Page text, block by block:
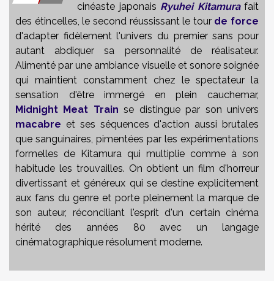
cinéaste japonais Ryuhei Kitamurafait
des étincelles, le second réussissant le tour de force
d'adapter fidèlement l'univers du premier sans pour
autant abdiquer sa personnalité de réalisateur.
Alimenté par une ambiance visuelle et sonore soignée
qui maintient constamment chez le spectateur la
sensation d'être immergé en plein cauchemar,
Midnight Meat Train se distingue par son univers
macabre et ses séquences d'action aussi brutales
que sanguinaires, pimentées par les expérimentations
formelles de Kitamura qui multiplie comme à son
habitude les trouvailles. On obtient un film d'horreur
divertissant et généreux qui se destine explicitement
aux fans du genre et porte pleinement la marque de
son auteur, réconciliant l'esprit d'un certain cinéma
hérité des années 80 avec un langage
cinématographique résolument moderne.